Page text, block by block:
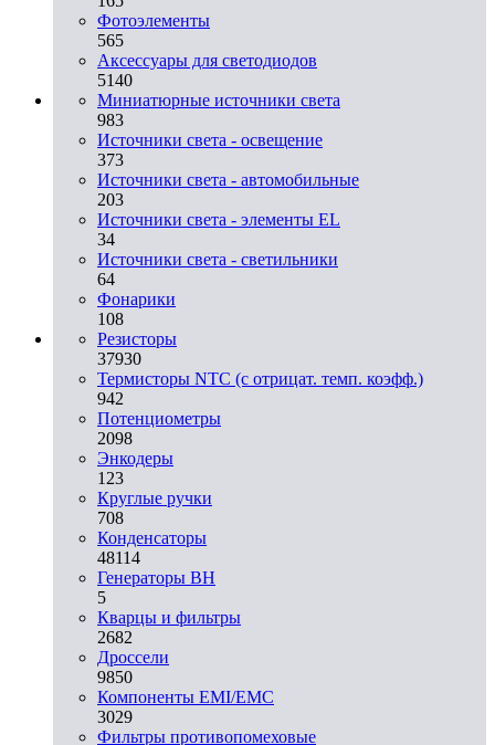
Фотоэлементы
565
Аксессуары для светодиодов
5140
Миниатюрные источники света
983
Источники света - освещение
373
Источники света - автомобильные
203
Источники света - элементы EL
34
Источники света - светильники
64
Фонарики
108
Резисторы
37930
Термисторы NTC (с отрицат. темп. коэфф.)
942
Потенциометры
2098
Энкодеры
123
Круглые ручки
708
Конденсаторы
48114
Генераторы ВН
5
Кварцы и фильтры
2682
Дроссели
9850
Компоненты EMI/EMC
3029
Фильтры противопомеховые